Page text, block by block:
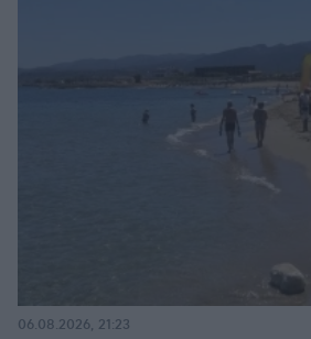
06.08.2026, 21:23